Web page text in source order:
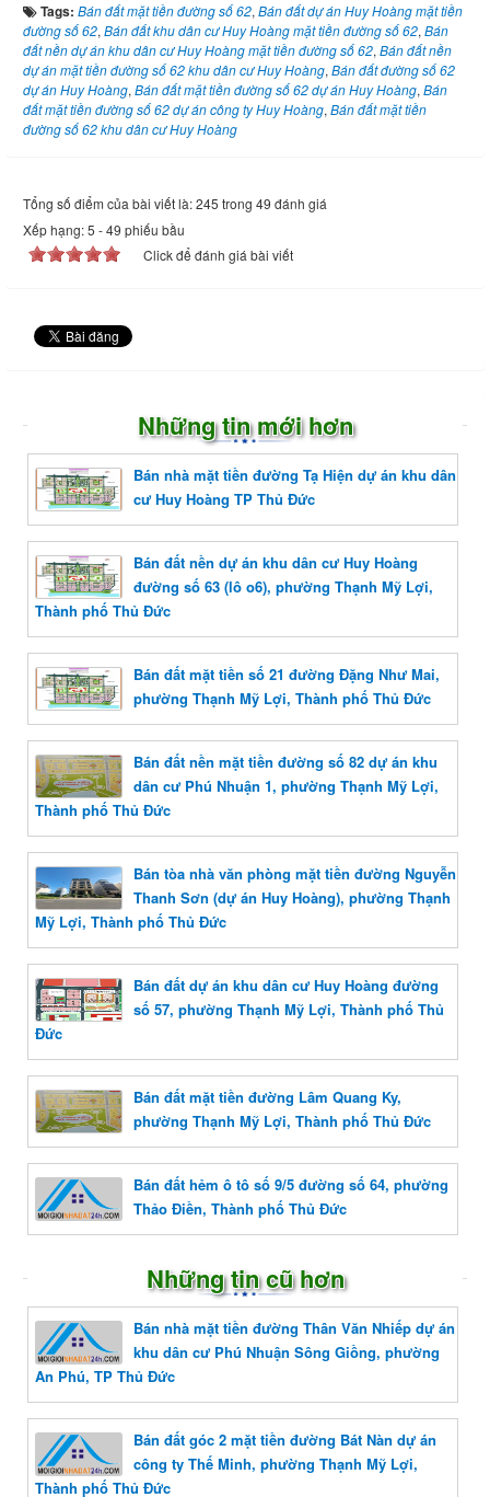
Tags: Bán đất mặt tiền đường số 62, Bán đất dự án Huy Hoàng mặt tiền
đường số 62, Bán đất khu dân cư Huy Hoàng mặt tiền đường số 62, Bán
đất nền dự án khu dân cư Huy Hoàng mặt tiền đường số 62, Bán đất nền
dự án mặt tiền đường số 62 khu dân cư Huy Hoàng, Bán đất đường số 62
dự án Huy Hoàng, Bán đất mặt tiền đường số 62 dự án Huy Hoàng, Bán
đất mặt tiền đường số 62 dự án công ty Huy Hoàng, Bán đất mặt tiền
đường số 62 khu dân cư Huy Hoàng
Tổng số điểm của bài viết là: 245 trong 49 đánh giá
Xếp hạng:5 -49 phiếu bầu
Click để đánh giá bài viết
Những tin mới hơn
Bán nhà mặt tiền đường Tạ Hiện dự án khu dân
cư Huy Hoàng TP Thủ Đức
Bán đất nền dự án khu dân cư Huy Hoàng
đường số 63 (lô o6), phường Thạnh Mỹ Lợi,
Thành phố Thủ Đức
Bán đất mặt tiền số 21 đường Đặng Như Mai,
phường Thạnh Mỹ Lợi, Thành phố Thủ Đức
Bán đất nền mặt tiền đường số 82 dự án khu
dân cư Phú Nhuận 1, phường Thạnh Mỹ Lợi,
Thành phố Thủ Đức
Bán tòa nhà văn phòng mặt tiền đường Nguyễn
Thanh Sơn (dự án Huy Hoàng), phường Thạnh
Mỹ Lợi, Thành phố Thủ Đức
Bán đất dự án khu dân cư Huy Hoàng đường
số 57, phường Thạnh Mỹ Lợi, Thành phố Thủ
Đức
Bán đất mặt tiền đường Lâm Quang Ky,
phường Thạnh Mỹ Lợi, Thành phố Thủ Đức
Bán đất hẻm ô tô số 9/5 đường số 64, phường
Thảo Điền, Thành phố Thủ Đức
Những tin cũ hơn
Bán nhà mặt tiền đường Thân Văn Nhiếp dự án
khu dân cư Phú Nhuận Sông Giồng, phường
An Phú, TP Thủ Đức
Bán đất góc 2 mặt tiền đường Bát Nàn dự án
công ty Thế Minh, phường Thạnh Mỹ Lợi,
Thành phố Thủ Đức